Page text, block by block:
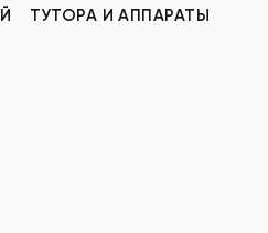
ТУТОРА И АППАРАТЫ